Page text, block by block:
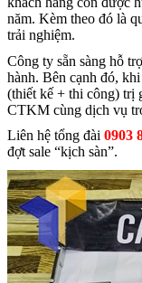
năm. Kèm theo đó là
trải nghiệm.
Công ty sẵn sàng hỗ
hành. Bên cạnh đó,
(thiết kế + thi công) trị
CTKM cùng dịch vụ
Liên hệ tổng đài 0903
đợt sale “kịch sàn”.